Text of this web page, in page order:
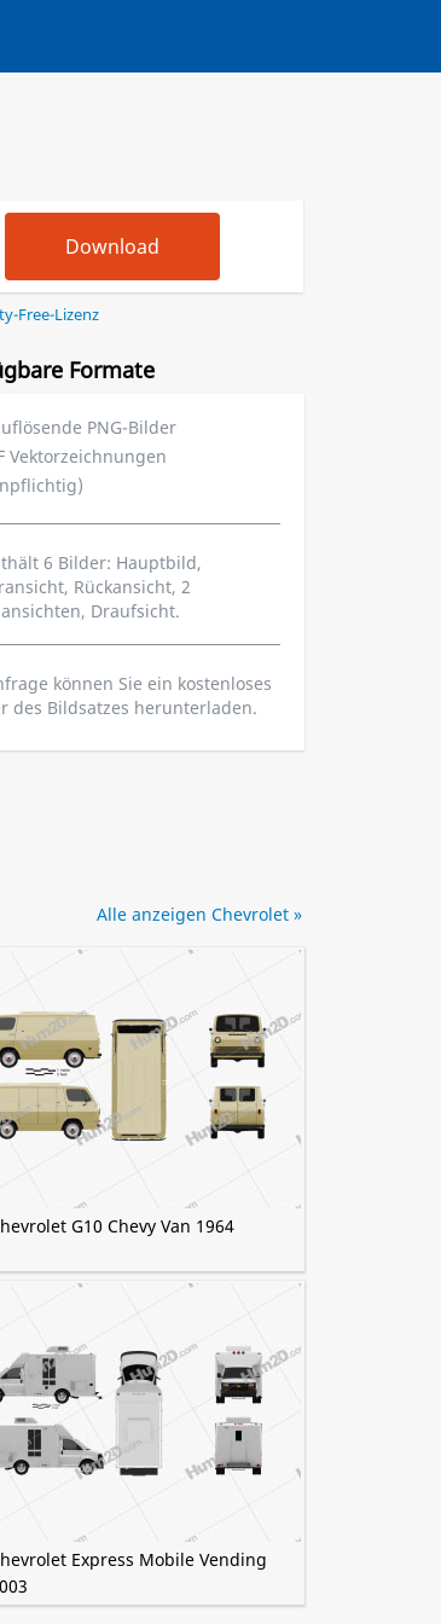
Free-Lizenz
Formate
PNG-Bilder
Vektorzeichnungen
6 Bilder: Hauptbild,
Rückansicht, 2
Draufsicht.
können Sie ein kostenloses
des Bildsatzes herunterladen.
G10 Chevy Van 1964
Express Mobile Vending
Alle anzeigen Chevrolet »